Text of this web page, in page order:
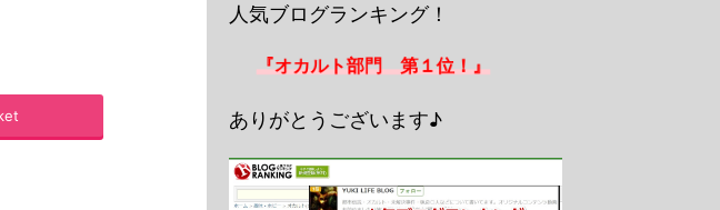
人気ブログランキング！
『オカルト部門 第１位！』
ありがとうございます♪